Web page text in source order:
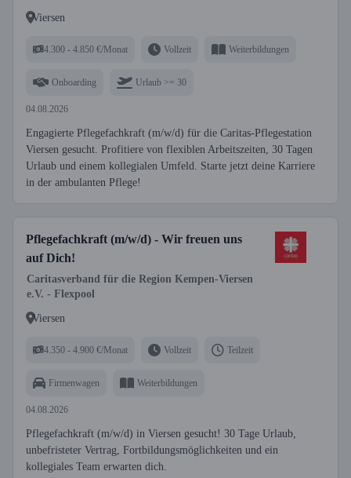
Viersen
4.300 - 4.850 €/Monat Vollzeit Weiterbildungen
Onboarding Urlaub >= 30
04.08.2026
Engagierte Pflegefachkraft (m/w/d) für die Caritas-Pflegestation
Viersen gesucht. Profitiere von flexiblen Arbeitszeiten, 30 Tagen
Urlaub und einem kollegialen Umfeld. Starte jetzt deine Karriere
in der ambulanten Pflege!
Pflegefachkraft (m/w/d) - Wir freuen uns
auf Dich!
Caritasverband für die Region Kempen-Viersen
e.V. - Flexpool
Viersen
4.350 - 4.900 €/Monat Vollzeit Teilzeit
Firmenwagen Weiterbildungen
04.08.2026
Pflegefachkraft (m/w/d) in Viersen gesucht! 30 Tage Urlaub,
unbefristeter Vertrag, Fortbildungsmöglichkeiten und ein
kollegiales Team erwarten dich.